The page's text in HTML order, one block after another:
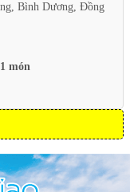
Bình Dương, Đồng
món